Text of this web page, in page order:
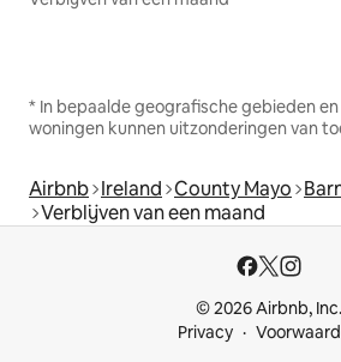
* In bepaalde geografische gebieden
woningen kunnen uitzonderingen van
Airbnb Ireland County Mayo
Verblijven van een maand
© 2026 Airbnb, Inc.
Privacy